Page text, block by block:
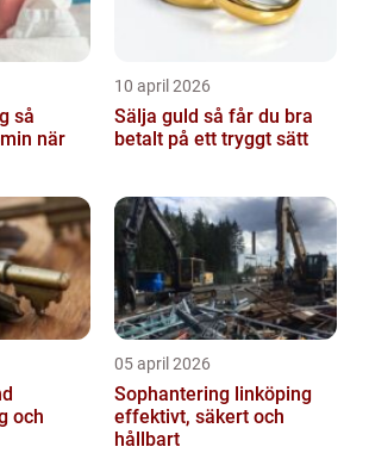
när
10 april 2026
Sälja guld så får du bra
betalt på ett tryggt sätt
och
05 april 2026
Sophantering linköping
effektivt, säkert och
hållbart